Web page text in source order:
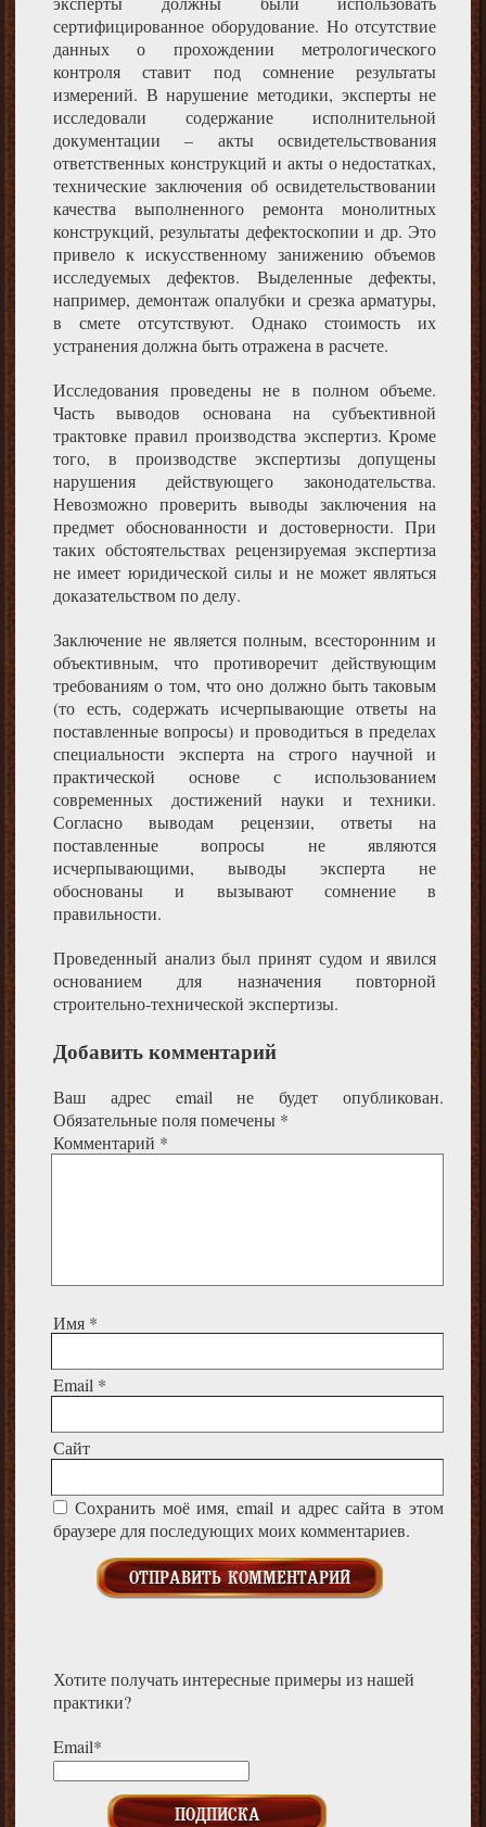
сертифицированное оборудование. Но отсутствие
данных о прохождении метрологического
контроля ставит под сомнение результаты
измерений. В нарушение методики, эксперты не
исследовали содержание исполнительной
документации – акты освидетельствования
ответственных конструкций и акты о недостатках,
технические заключения об освидетельствовании
качества выполненного ремонта монолитных
конструкций, результаты дефектоскопии и др. Это
привело к искусственному занижению объемов
исследуемых дефектов. Выделенные дефекты,
например, демонтаж опалубки и срезка арматуры,
в смете отсутствуют. Однако стоимость их
устранения должна быть отражена в расчете.
Исследования проведены не в полном объеме.
Часть выводов основана на субъективной
трактовке правил производства экспертиз. Кроме
того, в производстве экспертизы допущены
нарушения действующего законодательства.
Невозможно проверить выводы заключения на
предмет обоснованности и достоверности. При
таких обстоятельствах рецензируемая экспертиза
не имеет юридической силы и не может являться
доказательством по делу.
Заключение не является полным, всесторонним и
объективным, что противоречит действующим
требованиям о том, что оно должно быть таковым
(то есть, содержать исчерпывающие ответы на
поставленные вопросы) и проводиться в пределах
специальности эксперта на строго научной и
практической основе с использованием
современных достижений науки и техники.
Согласно выводам рецензии, ответы на
поставленные вопросы не являются
исчерпывающими, выводы эксперта не
обоснованы и вызывают сомнение в
правильности.
Проведенный анализ был принят судом и явился
основанием для назначения повторной
строительно-технической экспертизы.
Добавить комментарий
Ваш адрес email не будет опубликован.
Обязательные поля помечены *
Комментарий *
Имя *
Email *
Сайт
Сохранить моё имя, email и адрес сайта в этом
браузере для последующих моих комментариев.
Хотите получать интересные примеры из нашей
практики?
Email*